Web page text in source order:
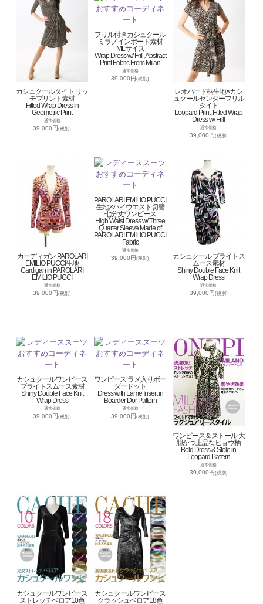
カシュクールタイト リッ
チプリント素材
Fitted Wrap Dress in
Geometric Print
通常価格
39,000円(税別)
フリル付きカシュクール
ミラノインポート素材
MLサイズ
Wrap Dress w/ Frill, Abstract
Print Fabric From Milan
通常価格
39,000円(税別)
レオパード柄生地×カシ
ュクールセンターフリル
タイト
Leopard Print, Fitted Wrap
Dress w/ Frill
通常価格
39,000円(税別)
カーディガン PAROLARI
EMILIO PUCCI生地
Cardigan in PAROLARI
EMILIO PUCCI
通常価格
39,000円(税別)
PAROLARI EMILIO PUCCI
生地×ハイウエスト切替
七分丈ワンピース
High Waist Dress w/ Three
Quarter Sleeve Made of
PAROLARI EMILIO PUCCI
Fabric
通常価格
39,000円(税別)
カシュクール ブライトス
ムース素材
Shiny Double Face Knit
Wrap Dress
通常価格
39,000円(税別)
カシュクールワンピース
ブライトスムース素材
Shiny Double Face Knit
Wrap Dress
通常価格
39,000円(税別)
ワンピース ラメ入りボー
ダードット
Dress with Lame Insert in
Boarder Dor Pattern
通常価格
39,000円(税別)
ワンピース＆ストール 大
胆かつ上品なヒョウ柄
Bold Dress & Stole in
Leopard Pattern
通常価格
39,000円(税別)
カシュクールワンピース
ストレッチベロア10色
カシュクールワンピース
クラッシュベロア18色